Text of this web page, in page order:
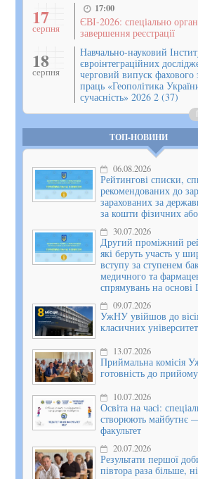
17
серпня
17:00
ЄВІ-2026: спеціально
завершення реєстрації
18
серпня
Навчально-науковий
євроінтеграційних
черговий випуск фахового
праць «Геополітика
сучасність» 2026 2 (37)
ТОП-НОВИНИ
06.08.2026
Рейтингові списки,
рекомендованих до
зарахованих за
за кошти фізичних
30.07.2026
Другий проміжний
які беруть участь у
вступу за ступенем
медичного та
спрямувань на
09.07.2026
УжНУ увійшов до
класичних
13.07.2026
Приймальна комісія
готовність до
10.07.2026
Освіта на часі:
створюють майбутнє
факультет
20.07.2026
Результати першої
півтора раза більше,